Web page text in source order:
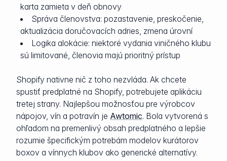
karta zamieta v deň obnovy
Správa členovstva: pozastavenie, preskočenie,
aktualizácia doručovacích adries, zmena úrovní
Logika alokácie: niektoré vydania viničného klubu
sú limitované, členovia majú prioritný prístup
Shopify nativne nič z toho nezvláda. Ak chcete
spustiť predplatné na Shopify, potrebujete aplikáciu
tretej strany. Najlepšou možnosťou pre výrobcov
nápojov, vín a potravín je Awtomic. Bola vytvorená s
ohľadom na premenlivý obsah predplatného a lepšie
rozumie špecifickým potrebám modelov kurátorov
boxov a vínnych klubov ako generické alternatívy.